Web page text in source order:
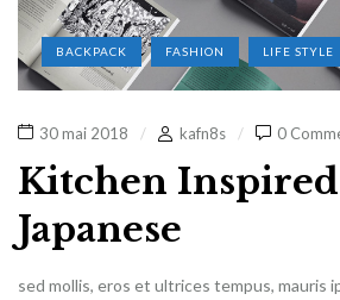
BACKPACK FASHION LIFE STYLE
30 mai 2018 kafn8s 0
Kitchen
Japanese
sed mollis, eros et ultrices tempus, mauris